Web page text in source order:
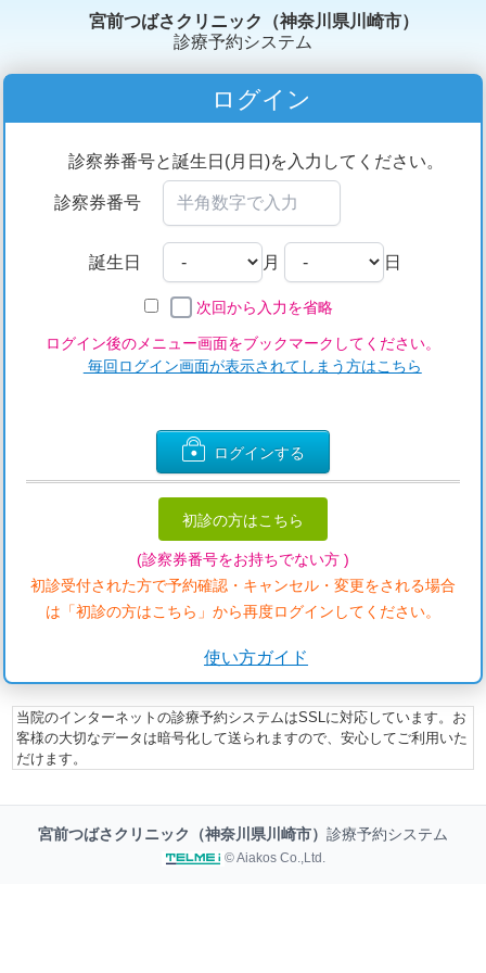
宮前つばさクリニック（神奈川県川崎市）
診療予約システム
ログイン
診察券番号と誕生日(月日)を入力してください。
診察券番号
誕生日 月 日
次回から入力を省略
ログイン後のメニュー画面をブックマークしてください。
毎回ログイン画面が表示されてしまう方はこちら
ログインする
初診の方はこちら
(診察券番号をお持ちでない方 )
初診受付された方で予約確認・キャンセル・変更をされる場合
は「初診の方はこちら」から再度ログインしてください。
使い方ガイド
当院のインターネットの診療予約システムはSSLに対応しています。お
客様の大切なデータは暗号化して送られますので、安心してご利用いた
だけます。
宮前つばさクリニック（神奈川県川崎市） 診療予約システム
© Aiakos Co.,Ltd.